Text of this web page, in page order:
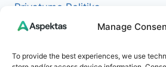
Manage
To provide the best experiences, we use
Privatumo Politika
Redakcinė politika + Klaidų
Atsakomybės apribojimas